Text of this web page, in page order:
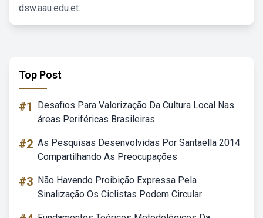
dsw.aau.edu.et.
Top Post
#1
Desafios Para Valorização Da Cultura Local Nas
áreas Periféricas Brasileiras
#2 As Pesquisas Desenvolvidas Por Santaella 2014
Compartilhando As Preocupações
#3 Não Havendo Proibição Expressa Pela
Sinalização Os Ciclistas Podem Circular